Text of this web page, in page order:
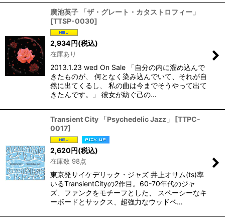
廣池英子 「ザ・グレート・カタストロフィー」
[TTSP-0030]
2,934円(税込)
在庫あり
2013.1.23 wed On Sale 「自分の内に溜め込んで
きたものが、 何となく染み込んでいて、それが自
然に出てくるし、 私の曲は今までそうやって出て
きたんです。」 彼女が紡ぐ己の…
Transient City 「Psychedelic Jazz」 [TTPC-
0017]
2,620円(税込)
在庫数 98点
東京発サイケデリック・ジャズ 井上オサム(ts)率
いるTransientCityの2作目。60-70年代のジャ
ズ、ファンクをモチーフとした、 スペーシーなキ
ーボードとサックス、超強力なウッドベ…